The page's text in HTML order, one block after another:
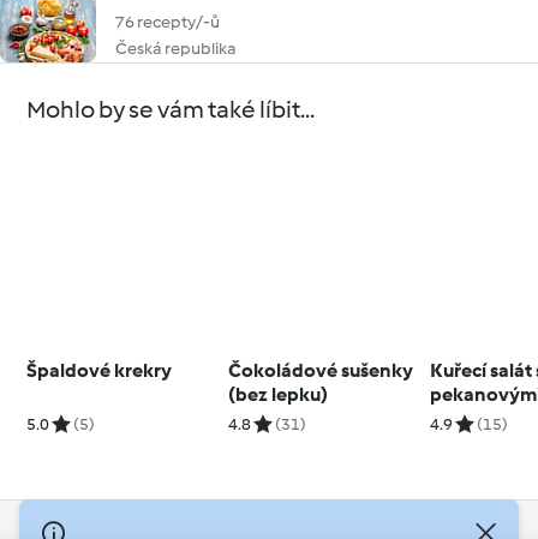
76 recepty/-ů
Česká republika
Mohlo by se vám také líbit...
Špaldové krekry
5.0 (5)
Čokoládové sušenky
(bez lepku)
4.8 (31)
Kuřecí salát
medem
4.9 (15)